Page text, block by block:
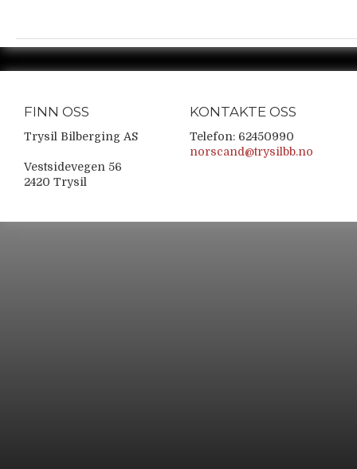
FINN OSS
Trysil Bilberging AS
Vestsidevegen 56
2420 Trysil
KONTAKTE OSS
Telefon: 62450990
norscand@trysilbb.no